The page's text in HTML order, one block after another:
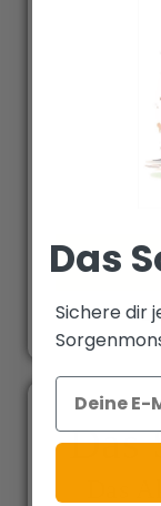
Das
Das
Das
Sichere dir